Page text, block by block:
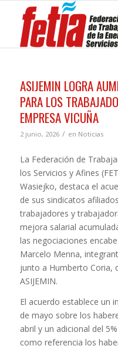
ASIJEMIN LOGRA
PARA LOS
EMPRESA VICUÑA
2 junio, 2026 / en Noticias
La Federación de
los Servicios y Afines
Wasiejko, destaca el
de sus sindicatos
trabajadores y
mejora salarial
las negociaciones
Marcelo Menna,
junto a Humberto Coria,
ASIJEMIN.
El acuerdo establece un
de mayo sobre los
abril y un adicional del
como referencia los